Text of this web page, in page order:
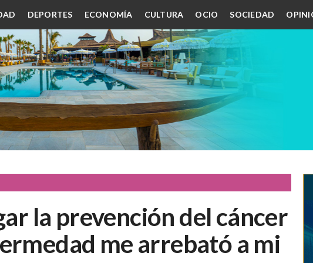
DEPORTES ECONOMÍA CULTURA OCIO SOCIEDAD
la prevención del cáncer
me arrebató a mi